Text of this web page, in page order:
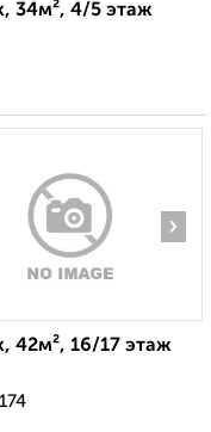
34м², 4/5 этаж
›
42м², 16/17 этаж